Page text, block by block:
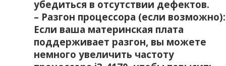
убедиться в отсутствии дефектов.
– Разгон процессора (если возможно):
Если ваша материнская плата
поддерживает разгон‚ вы можете
немного увеличить частоту